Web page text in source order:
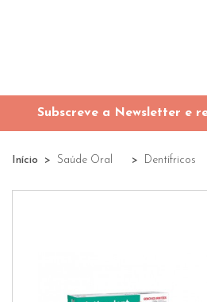
Subscreve a Newsletter e
Início Saúde Oral Dentífricos